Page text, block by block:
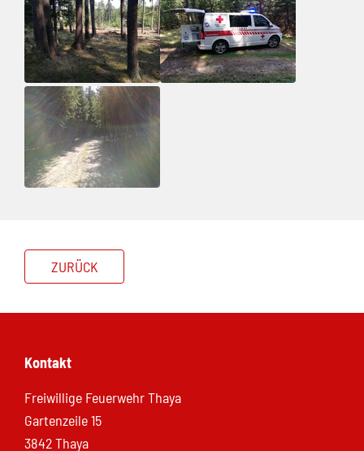
ZURÜCK
Kontakt
Freiwillige Feuerwehr Thaya
Gartenzeile 15
3842 Thaya